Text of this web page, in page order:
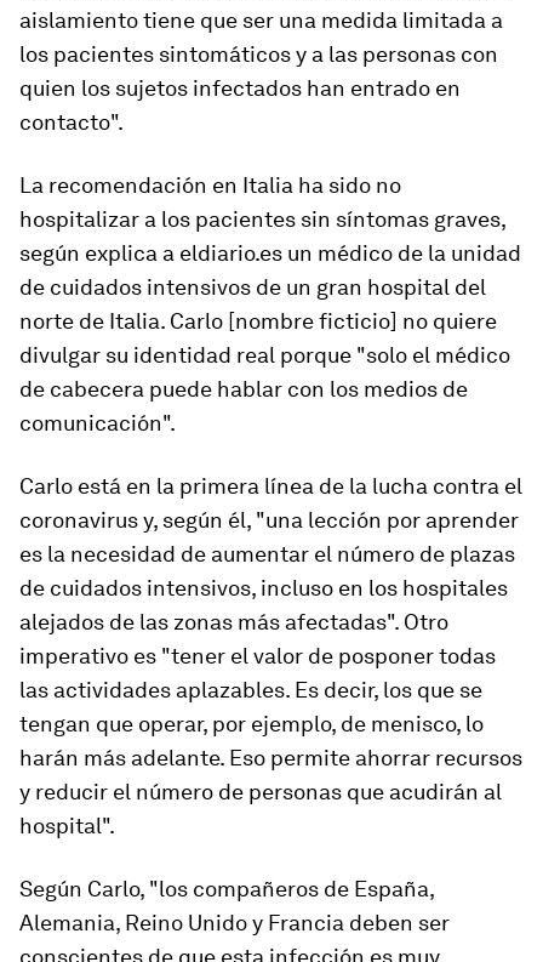
aislamiento tiene que ser una medida limitada a
los pacientes sintomáticos y a las personas con
quien los sujetos infectados han entrado en
contacto".
La recomendación en Italia ha sido no
hospitalizar a los pacientes sin síntomas graves,
según explica a eldiario.es un médico de la unidad
de cuidados intensivos de un gran hospital del
norte de Italia. Carlo [nombre ficticio] no quiere
divulgar su identidad real porque "solo el médico
de cabecera puede hablar con los medios de
comunicación".
Carlo está en la primera línea de la lucha contra el
coronavirus y, según él, "una lección por aprender
es la necesidad de aumentar el número de plazas
de cuidados intensivos, incluso en los hospitales
alejados de las zonas más afectadas". Otro
imperativo es "tener el valor de posponer todas
las actividades aplazables. Es decir, los que se
tengan que operar, por ejemplo, de menisco, lo
harán más adelante. Eso permite ahorrar recursos
y reducir el número de personas que acudirán al
hospital".
Según Carlo, "los compañeros de España,
Alemania, Reino Unido y Francia deben ser
conscientes de que esta infección es muy